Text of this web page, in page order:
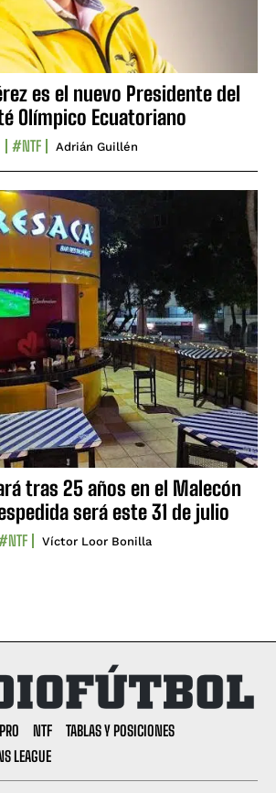
es el nuevo Presidente del
Olímpico Ecuatoriano
#NTF Adrián Guillén
tras 25 años en el Malecón
será este 31 de julio
Víctor Loor Bonilla
NTF
TABLAS Y POSICIONES
LEAGUE